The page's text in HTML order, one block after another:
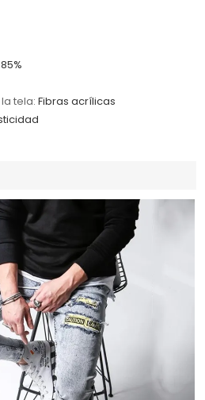
85%
tela: Fibras acrílicas